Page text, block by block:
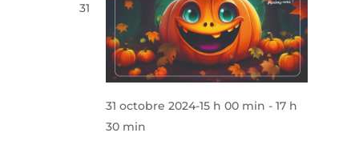
31
31 octobre 2024-15 h 00 min -17 h
30 min